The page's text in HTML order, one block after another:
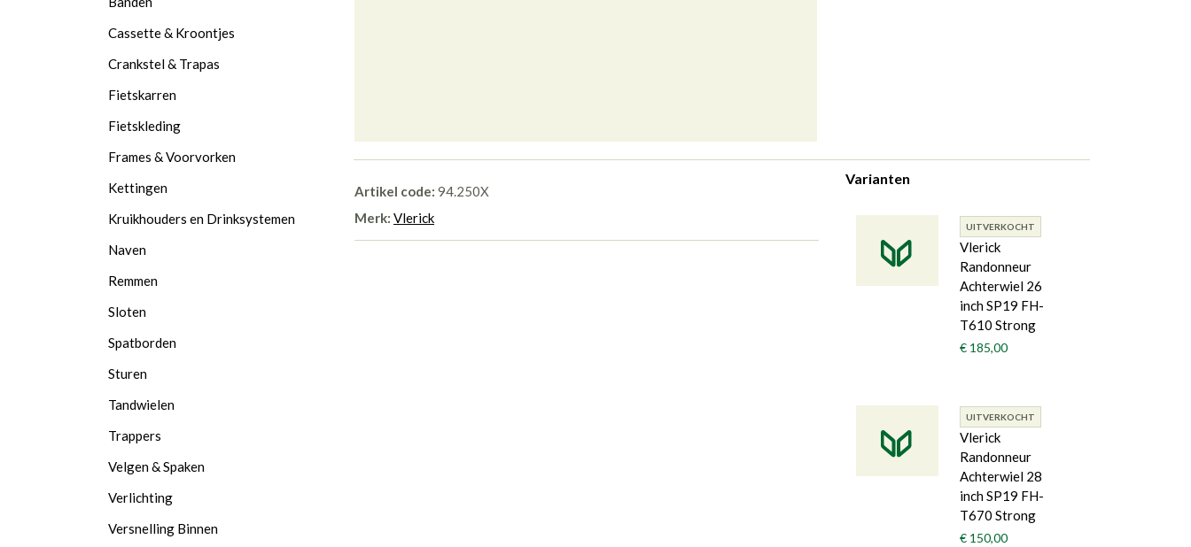
Artikel code: 94.250X
Merk: Vlerick
Varianten
UITVERKOCHT
Vlerick
Randonneur
Achterwiel 26
inch SP19 FH-
T610 Strong
€ 185,00
UITVERKOCHT
Vlerick
Randonneur
Achterwiel 28
inch SP19 FH-
T670 Strong
€ 150,00
Cassette & Kroontjes
Crankstel & Trapas
Fietskarren
Fietskleding
Frames & Voorvorken
Kettingen
Kruikhouders en Drinksystemen
Naven
Remmen
Sloten
Spatborden
Sturen
Tandwielen
Trappers
Velgen & Spaken
Verlichting
Versnelling Binnen